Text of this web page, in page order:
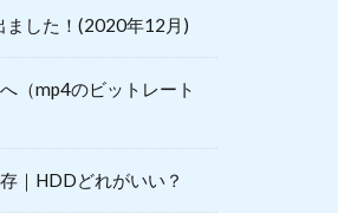
ました！(2020年12月)
（mp4のビットレート
｜HDDどれがいい？